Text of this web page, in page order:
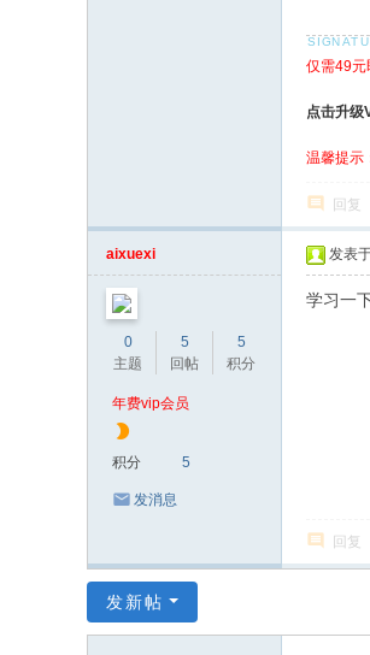
仅需49元
点击升
温馨提示
回复
aixuexi
0
主题
5
回帖
5
积分
年费vip会员
积分 5
发消息
发表
学习一
回复
发新帖